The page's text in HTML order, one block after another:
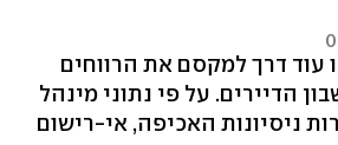
עוד דרך למקסם את הרווחים
הדיירים. על פי נתוני מינהל
ניסיונות האכיפה, אי-רישום